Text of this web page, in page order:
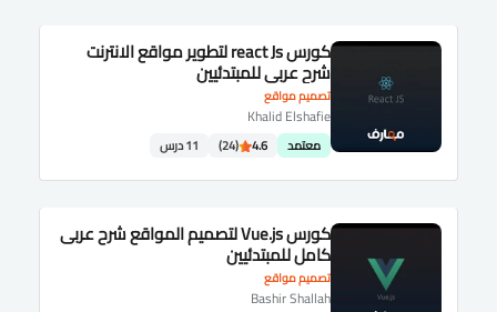
تصميم مواقع
كورس react Js لتطوير مواقع الانترنت
شرح عربى للمبتدئيين
Khalid Elshafie
معتمد 4.6
(24) 11 درس
تصميم مواقع
كورس Vue.js لتصميم المواقع شرح عربى
كامل للمبتدئيين
Bashir Shallah